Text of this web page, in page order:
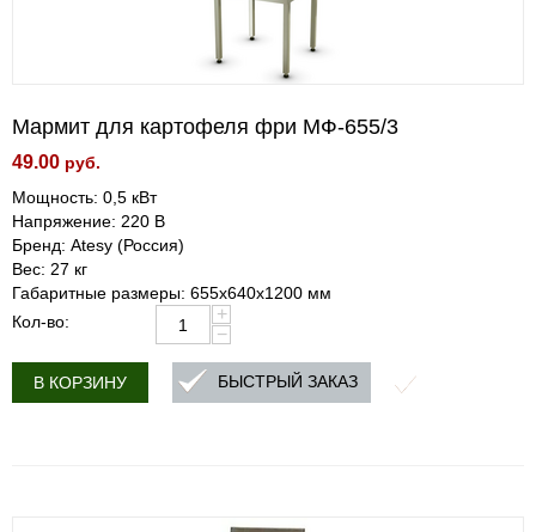
Мармит для картофеля фри МФ-655/3
49.00 руб.
Мощность: 0,5 кВт
Напряжение: 220 В
Бренд: Atesy (Россия)
Вес: 27 кг
Габаритные размеры: 655х640х1200 мм
Кол-во:
+
−
В КОРЗИНУ БЫСТРЫЙ ЗАКАЗ